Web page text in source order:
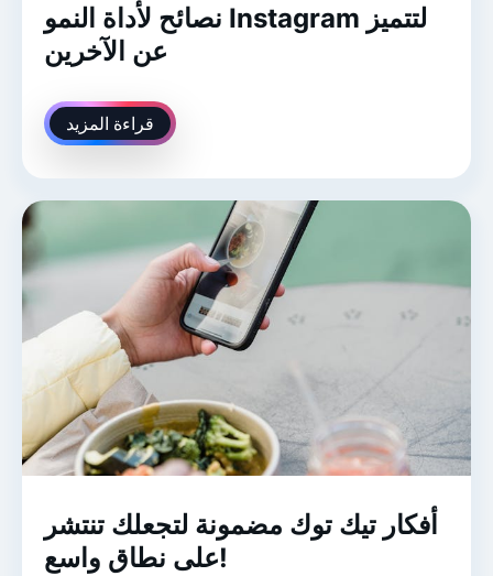
نصائح لأداة النمو Instagram لتتميز
عن الآخرين
قراءة المزيد
أفكار تيك توك مضمونة لتجعلك تنتشر
على نطاق واسع!